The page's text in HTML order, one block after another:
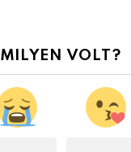
MILYEN VOLT?